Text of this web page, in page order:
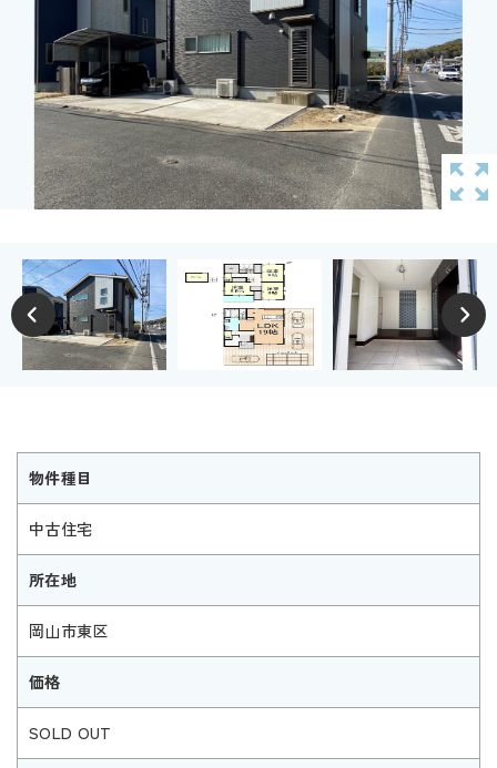
物件種目
中古住宅
所在地
岡山市東区
価格
SOLD OUT